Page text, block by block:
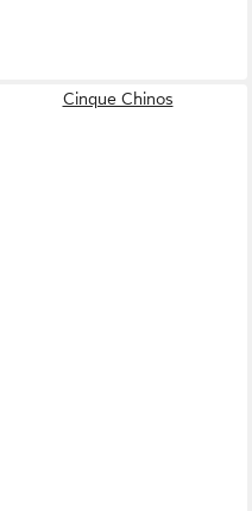
Cinque Chinos